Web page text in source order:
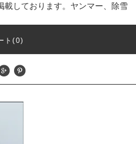
載しております。ヤンマー、除雪
ト(0)